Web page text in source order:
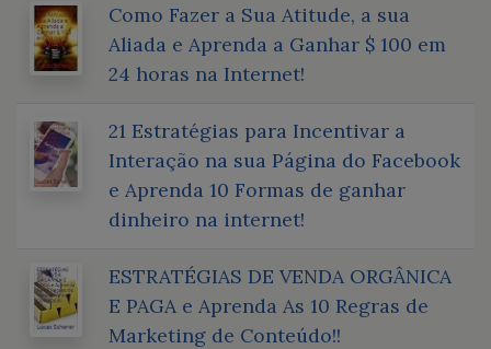
Como Fazer a Sua Atitude, a sua
Aliada e Aprenda a Ganhar $ 100 em
24 horas na Internet!
21 Estratégias para Incentivar a
Interação na sua Página do Facebook
e Aprenda 10 Formas de ganhar
dinheiro na internet!
ESTRATÉGIAS DE VENDA ORGÂNICA
E PAGA e Aprenda As 10 Regras de
Marketing de Conteúdo!!